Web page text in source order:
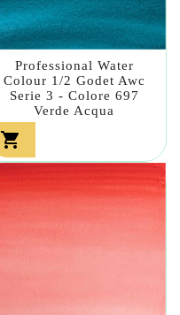
Professional Water
Colour 1/2 Godet Awc
Serie 3 - Colore 697
Verde Acqua
